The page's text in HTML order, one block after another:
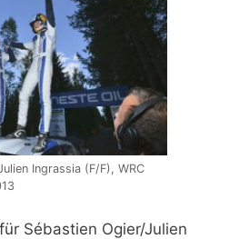
Ingrassia (F/F), WRC
Sébastien Ogier/Julien